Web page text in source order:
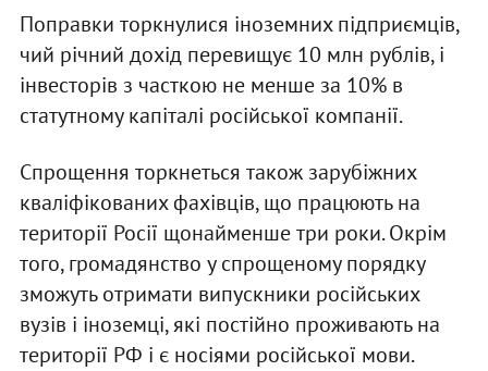
Поправки торкнулися іноземних підприємців,
чий річний дохід перевищує 10 млн рублів, і
інвесторів з часткою не менше за 10% в
статутному капіталі російської компанії.
Спрощення торкнеться також зарубіжних
кваліфікованих фахівців, що працюють на
території Росії щонайменше три роки. Окрім
того, громадянство у спрощеному порядку
зможуть отримати випускники російських
вузів і іноземці, які постійно проживають на
території РФ і є носіями російської мови.